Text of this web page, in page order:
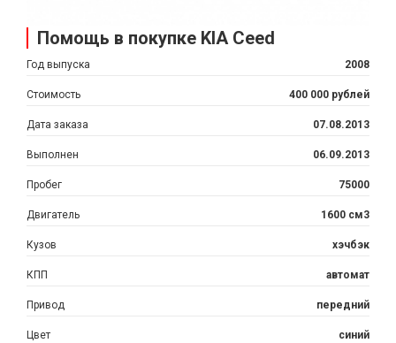
Помощь в покупке KIA Ceed
Год выпуска 2008
Стоимость 400 000 рублей
Дата заказа 07.08.2013
Выполнен 06.09.2013
Пробег 75000
Двигатель 1600 см3
Кузов хэчбэк
КПП автомат
Привод передний
Цвет синий